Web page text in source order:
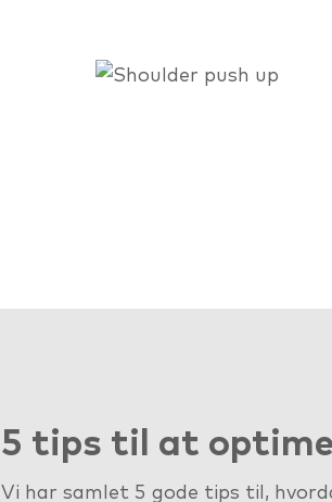
5 tips til at
Vi har samlet 5 gode tips til,